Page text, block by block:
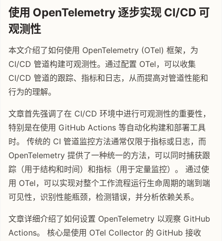
使用 OpenTelemetry 逐步实现 CI/CD 可
观测性
本文介绍了如何使用 OpenTelemetry (OTel) 框架，为
CI/CD 管道构建可观测性。通过配置 OTel，可以收集
CI/CD 管道的跟踪、指标和日志，从而提高对管道性能和
行为的理解。
文章首先强调了在 CI/CD 环境中进行可观测性的重要性，
特别是在使用 GitHub Actions 等自动化构建和部署工具
时。 传统的 CI 管道监控方法通常仅限于指标或日志，而
OpenTelemetry 提供了一种统一的方法，可以同时捕获跟
踪（用于结构和时间）和指标（用于定量监控）。 通过使
用 OTel，可以实现对整个工作流程运行生命周期的端到端
可见性，识别性能瓶颈，检测错误，并分析依赖关系。
文章详细介绍了如何设置 OpenTelemetry 以观察 GitHub
Actions。 核心是使用 OTel Collector 的 GitHub 接收